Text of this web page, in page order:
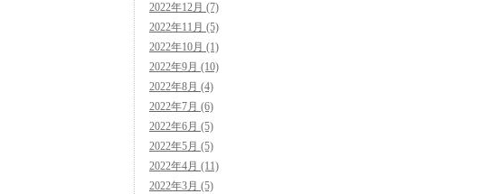
2022年12月 (7)
2022年11月 (5)
2022年10月 (1)
2022年9月 (10)
2022年8月 (4)
2022年7月 (6)
2022年6月 (5)
2022年5月 (5)
2022年4月 (11)
2022年3月 (5)